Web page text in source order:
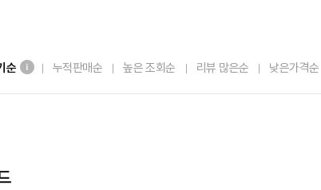
순 누적판매순 높은 조회순 리뷰 많은순 낮은가격순